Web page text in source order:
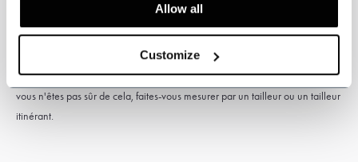
Allow all
Customize
* Les articles personnalisés ne peuvent être ni échangés ni retournés.
Veuillez mesurer soigneusement pour la bonne taille de la combinaison. Si
vous n'êtes pas sûr de cela, faites-vous mesurer par un tailleur ou un tailleur
itinérant.